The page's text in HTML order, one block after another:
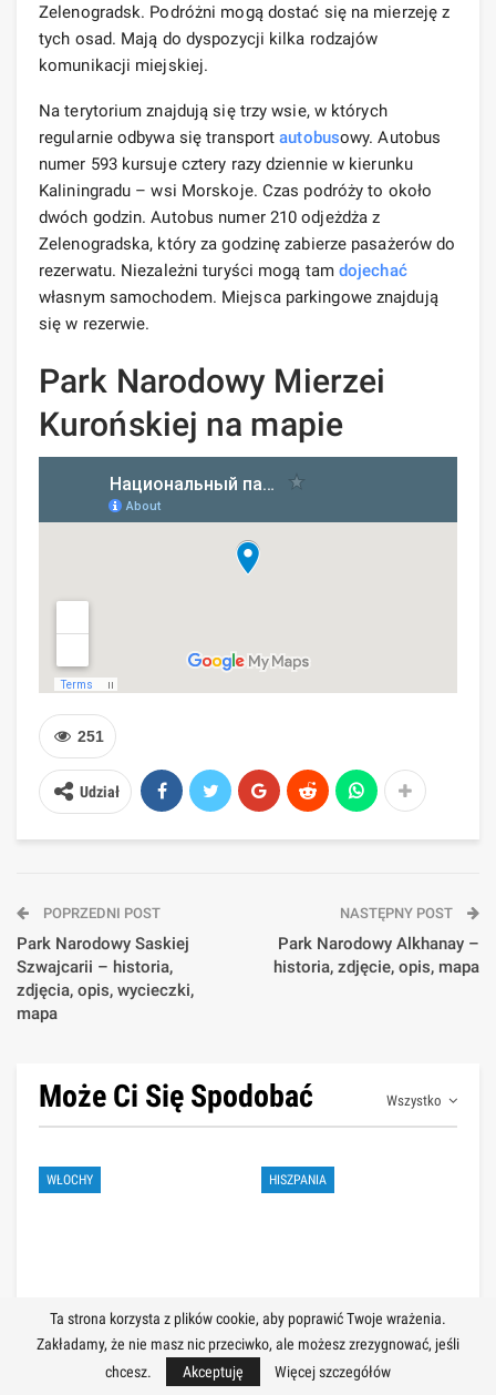
Zelenogradsk. Podróżni mogą dostać się na mierzeję z
tych osad. Mają do dyspozycji kilka rodzajów
komunikacji miejskiej.
Na terytorium znajdują się trzy wsie, w których
regularnie odbywa się transportautobusowy. Autobus
numer 593 kursuje cztery razy dziennie w kierunku
Kaliningradu – wsi Morskoje. Czas podróży to około
dwóch godzin. Autobus numer 210 odjeżdża z
Zelenogradska, który za godzinę zabierze pasażerów do
rezerwatu. Niezależni turyści mogą tam dojechać
własnym samochodem. Miejsca parkingowe znajdują
się w rezerwie.
Park Narodowy Mierzei
Kurońskiej na mapie
251
Udział
POPRZEDNI POST
Park Narodowy Saskiej
Szwajcarii – historia,
zdjęcia, opis, wycieczki,
mapa
NASTĘPNY POST
Park Narodowy Alkhanay –
historia, zdjęcie, opis, mapa
Wszystko
Może Ci Się Spodobać
WŁOCHY
🚆 Dlaczego pociąg to
najlepszy sposób
podróżowania po Włoszech?
HISZPANIA
🍽️ Przewodnik
gastronomiczny po
Portugalii: godziny i miejsca,
Ta strona korzysta z plików cookie, aby poprawić Twoje wrażenia.
Zakładamy, że nie masz nic przeciwko, ale możesz zrezygnować, jeśli
chcesz.
Akceptuję Więcej szczegółów